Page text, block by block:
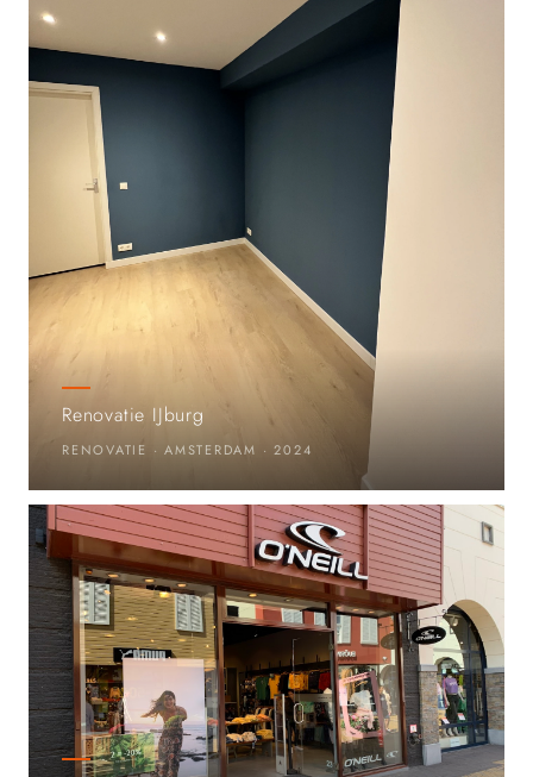
Renovatie IJburg
RENOVATIE · AMSTERDAM · 2024